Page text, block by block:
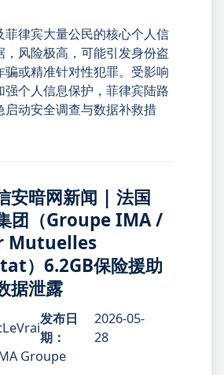
菲律宾大量公民的核心个人信
，风险极高，可能引发身份盗
骗或精准针对性犯罪。受影响
强个人信息保护，菲律宾陆路
启动安全调查与数据补救措
安暗网新闻 | 法国
团（Groupe IMA /
Mutuelles
）6.2GB保险援助
据泄露
发布日
期：
2026-05-
28
Groupe